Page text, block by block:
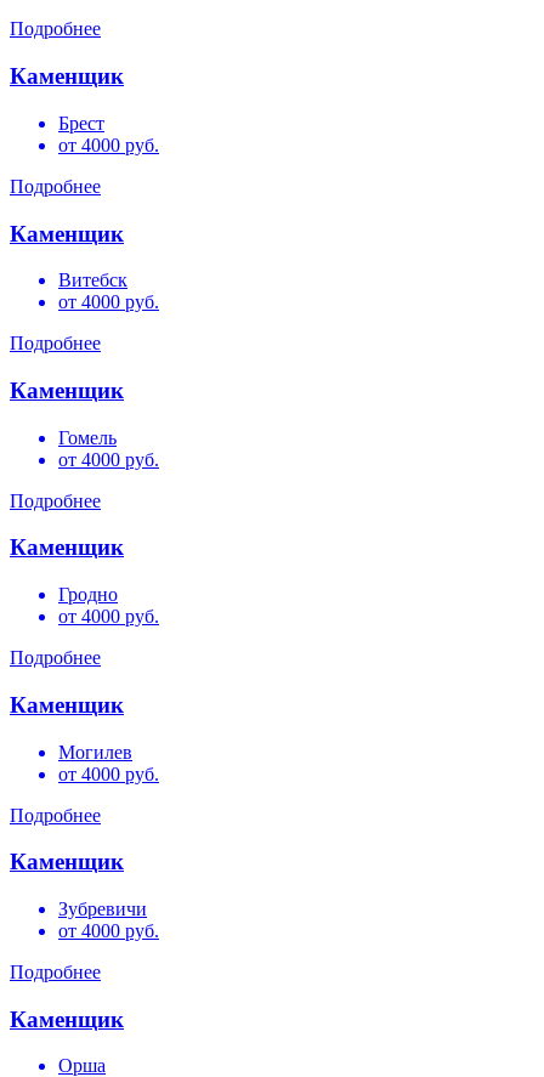
Подробнее
Каменщик
Брест
от 4000 руб.
Подробнее
Каменщик
Витебск
от 4000 руб.
Подробнее
Каменщик
Гомель
от 4000 руб.
Подробнее
Каменщик
Гродно
от 4000 руб.
Подробнее
Каменщик
Могилев
от 4000 руб.
Подробнее
Каменщик
Зубревичи
от 4000 руб.
Подробнее
Каменщик
Орша